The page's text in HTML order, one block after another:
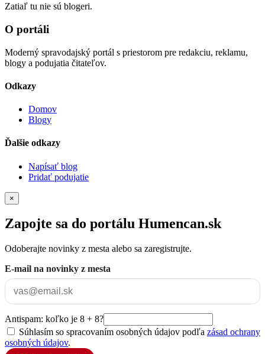
Zatiaľ tu nie sú blogeri.
O portáli
Moderný spravodajský portál s priestorom pre redakciu, reklamu,
blogy a podujatia čitateľov.
Odkazy
Domov
Blogy
Ďalšie odkazy
Napísať blog
Pridať podujatie
×
Zapojte sa do portálu Humencan.sk
Odoberajte novinky z mesta alebo sa zaregistrujte.
E-mail na novinky z mesta
Antispam: koľko je 8 + 8?
Súhlasím so spracovaním osobných údajov podľa zásad ochrany
osobných údajov.